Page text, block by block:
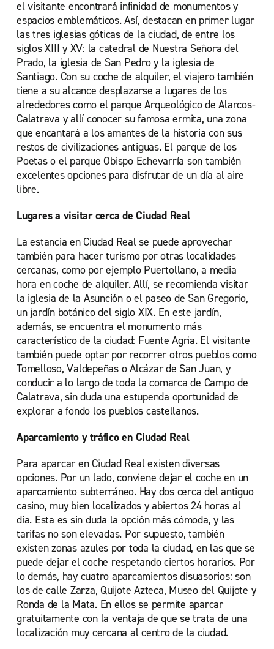
el visitante encontrará infinidad de monumentos y
espacios emblemáticos. Así, destacan en primer lugar
las tres iglesias góticas de la ciudad, de entre los
siglos XIII y XV: la catedral de Nuestra Señora del
Prado, la iglesia de San Pedro y la iglesia de
Santiago. Con su coche de alquiler, el viajero también
tiene a su alcance desplazarse a lugares de los
alrededores como el parque Arqueológico de Alarcos-
Calatrava y allí conocer su famosa ermita, una zona
que encantará a los amantes de la historia con sus
restos de civilizaciones antiguas. El parque de los
Poetas o el parque Obispo Echevarría son también
excelentes opciones para disfrutar de un día al aire
libre.
Lugares a visitar cerca de Ciudad Real
La estancia en Ciudad Real se puede aprovechar
también para hacer turismo por otras localidades
cercanas, como por ejemplo Puertollano, a media
hora en coche de alquiler. Allí, se recomienda visitar
la iglesia de la Asunción o el paseo de San Gregorio,
un jardín botánico del siglo XIX. En este jardín,
además, se encuentra el monumento más
característico de la ciudad: Fuente Agria. El visitante
también puede optar por recorrer otros pueblos como
Tomelloso, Valdepeñas o Alcázar de San Juan, y
conducir a lo largo de toda la comarca de Campo de
Calatrava, sin duda una estupenda oportunidad de
explorar a fondo los pueblos castellanos.
Aparcamiento y tráfico en Ciudad Real
Para aparcar en Ciudad Real existen diversas
opciones. Por un lado, conviene dejar el coche en un
aparcamiento subterráneo. Hay dos cerca del antiguo
casino, muy bien localizados y abiertos 24 horas al
día. Esta es sin duda la opción más cómoda, y las
tarifas no son elevadas. Por supuesto, también
existen zonas azules por toda la ciudad, en las que se
puede dejar el coche respetando ciertos horarios. Por
lo demás, hay cuatro aparcamientos disuasorios: son
los de calle Zarza, Quijote Azteca, Museo del Quijote y
Ronda de la Mata. En ellos se permite aparcar
gratuitamente con la ventaja de que se trata de una
localización muy cercana al centro de la ciudad.